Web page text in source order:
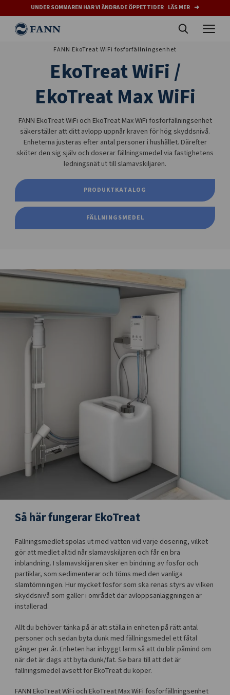
UNDER SOMMAREN HAR VI ÄNDRADE ÖPPETTIDER LÄS MER ➜
FANN EkoTreat WiFi fosforfällningsenhet
EkoTreat WiFi /
EkoTreat Max WiFi
FANN EkoTreat WiFi och EkoTreat Max WiFi fosforfällningsenhet
säkerställer att ditt avlopp uppnår kraven för hög skyddsnivå.
Enheterna justeras efter antal personer i hushållet. Därefter
sköter den sig själv och doserar fällningsmedel via fastighetens
ledningsnät ut till slamavskiljaren.
PRODUKTKATALOG
FÄLLNINGSMEDEL
Så här fungerar EkoTreat
Fällningsmedlet spolas ut med vatten vid varje dosering, vilket
gör att medlet alltid når slamavskiljaren och får en bra
inblandning. I slamavskiljaren sker en bindning av fosfor och
partiklar, som sedimenterar och töms med den vanliga
slamtömningen. Hur mycket fosfor som ska renas styrs av vilken
skyddsnivå som gäller i området där avloppsanläggningen är
installerad.
Allt du behöver tänka på är att ställa in enheten på rätt antal
personer och sedan byta dunk med fällningsmedel ett fåtal
gånger per år. Enheten har inbyggt larm så att du blir påmind om
när det är dags att byta dunk/fat. Se bara till att det är
fällningsmedel avsett för EkoTreat du köper.
FANN EkoTreat WiFi och EkoTreat Max WiFi fosforfällningsenhet